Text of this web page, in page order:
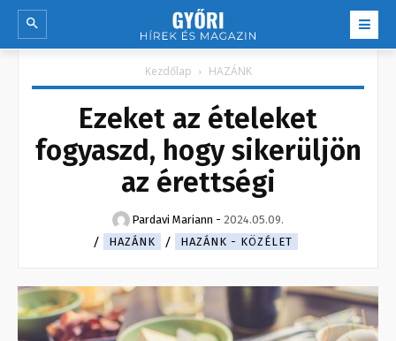
Kezdőlap HAZÁNK
Ezeket az ételeket
fogyaszd, hogy sikerüljön
az érettségi
Pardavi Mariann - 2024.05.09.
HAZÁNK
HAZÁNK - KÖZÉLET